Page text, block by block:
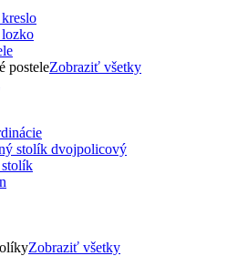
posteleZobraziť všetky
stolík
Zobraziť všetky